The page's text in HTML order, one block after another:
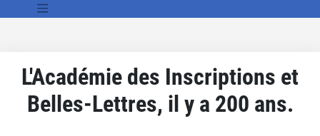
L'Académie des Inscriptions et
Belles-Lettres, il y a 200 ans.